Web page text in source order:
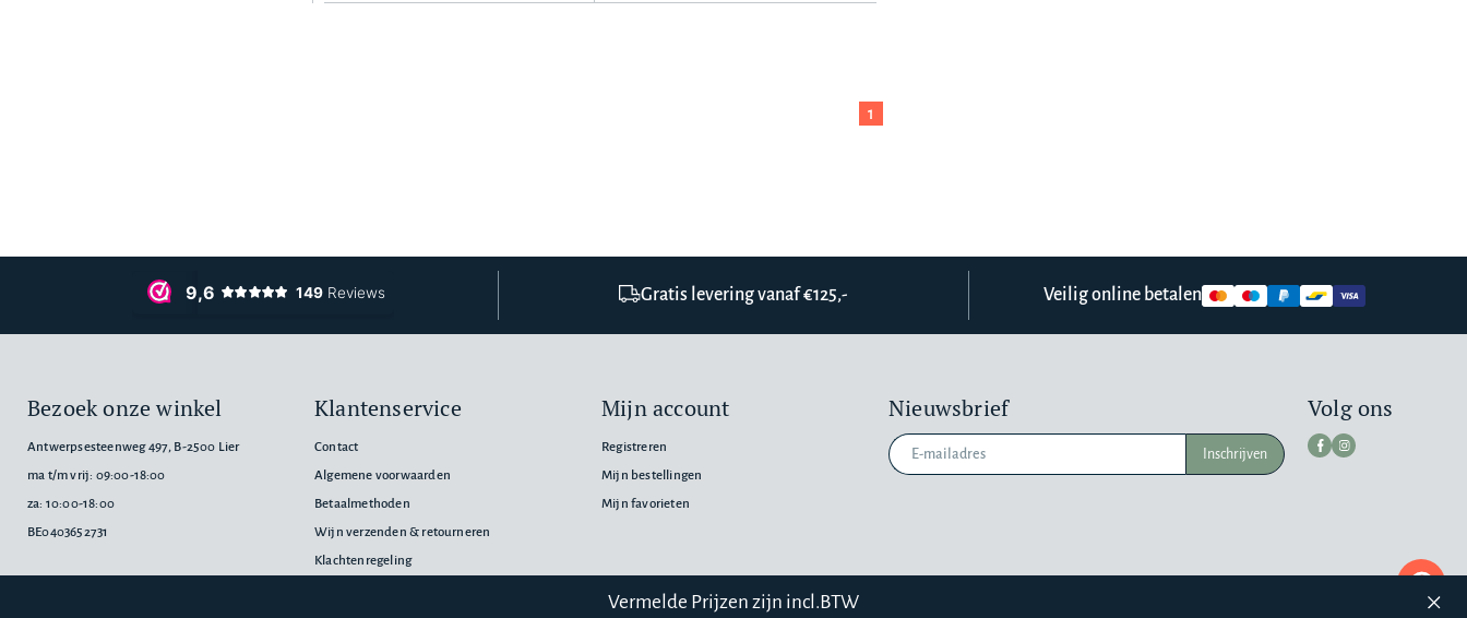
1
Gratis levering vanaf €125,- Veilig online betalen
Bezoek onze winkel
Antwerpsesteenweg 497, B-2500 Lier
ma t/m vrij: 09:00-18:00
za: 10:00-18:00
BE0403652731
Klantenservice
Contact
Algemene voorwaarden
Betaalmethoden
Wijn verzenden & retourneren
Klachtenregeling
Mijn account
Registreren
Mijn bestellingen
Mijn favorieten
Nieuwsbrief
Inschrijven
Volg ons
Vermelde Prijzen zijn incl.BTW